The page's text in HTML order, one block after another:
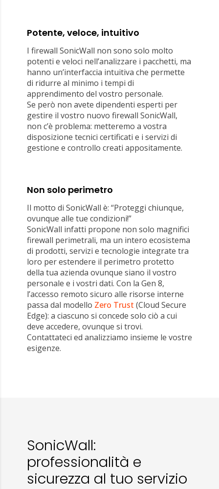
Potente, veloce, intuitivo
I firewall SonicWall non sono solo molto
potenti e veloci nell’analizzare i pacchetti, ma
hanno un’interfaccia intuitiva che permette
di ridurre al minimo i tempi di
apprendimento del vostro personale.
Se però non avete dipendenti esperti per
gestire il vostro nuovo firewall SonicWall,
non c’è problema: metteremo a vostra
disposizione tecnici certificati e i servizi di
gestione e controllo creati appositamente.
Non solo perimetro
Il motto di SonicWall è: “Proteggi chiunque,
ovunque alle tue condizioni!”
SonicWall infatti propone non solo magnifici
firewall perimetrali, ma un intero ecosistema
di prodotti, servizi e tecnologie integrate tra
loro per estendere il perimetro protetto
della tua azienda ovunque siano il vostro
personale e i vostri dati. Con la Gen 8,
l’accesso remoto sicuro alle risorse interne
passa dal modello Zero Trust (Cloud Secure
Edge): a ciascuno si concede solo ciò a cui
deve accedere, ovunque si trovi.
Contattateci ed analizziamo insieme le vostre
esigenze.
SonicWall:
professionalità e
sicurezza al tuo servizio